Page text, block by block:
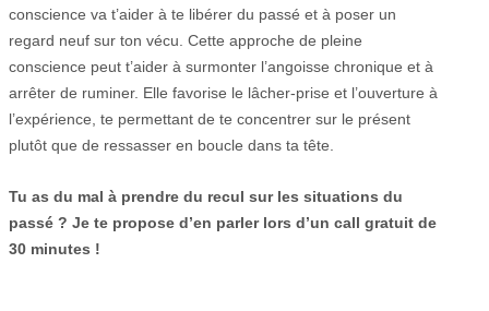
conscience va t’aider à te libérer du passé et à poser un
regard neuf sur ton vécu. Cette approche de pleine
conscience peut t’aider à surmonter l’angoisse chronique et à
arrêter de ruminer. Elle favorise le lâcher-prise et l’ouverture à
l’expérience, te permettant de te concentrer sur le présent
plutôt que de ressasser en boucle dans ta tête.
Tu as du mal à prendre du recul sur les situations du
passé ? Je te propose d’en parler lors d’un call gratuit de
30 minutes !